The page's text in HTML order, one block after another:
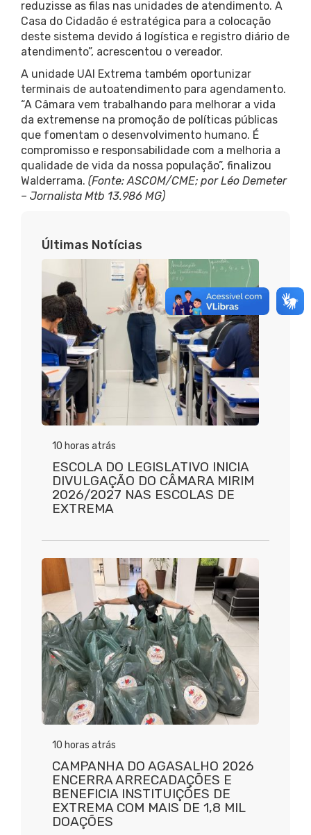
reduzisse as filas nas unidades de atendimento. A
Casa do Cidadão é estratégica para a colocação
deste sistema devido á logística e registro diário de
atendimento”, acrescentou o vereador.
A unidade UAI Extrema também oportunizar
terminais de autoatendimento para agendamento.
“A Câmara vem trabalhando para melhorar a vida
da extremense na promoção de políticas públicas
que fomentam o desenvolvimento humano. É
compromisso e responsabilidade com a melhoria a
qualidade de vida da nossa população”, finalizou
Walderrama. (Fonte: ASCOM/CME; por Léo Demeter
– Jornalista Mtb 13.986 MG)
Últimas Notícias
10 horas atrás
ESCOLA DO LEGISLATIVO INICIA
DIVULGAÇÃO DO CÂMARA MIRIM
2026/2027 NAS ESCOLAS DE
EXTREMA
10 horas atrás
CAMPANHA DO AGASALHO 2026
ENCERRA ARRECADAÇÕES E
BENEFICIA INSTITUIÇÕES DE
EXTREMA COM MAIS DE 1,8 MIL
DOAÇÕES